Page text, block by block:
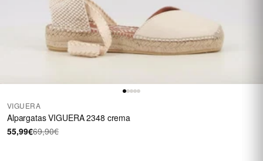
VIGUERA
Alpargatas VIGUERA 2348 crema
55,99€69,90€